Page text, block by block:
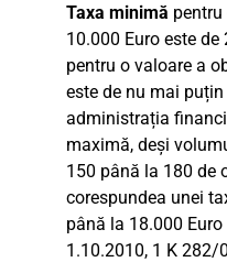
Taxa minimă
10.000 Euro este de
pentru o valoare a
este de nu mai
administrația
maximă, deși
150 până la 180 de
corespundea unei
până la 18.000
1.10.2010, 1 K 282/